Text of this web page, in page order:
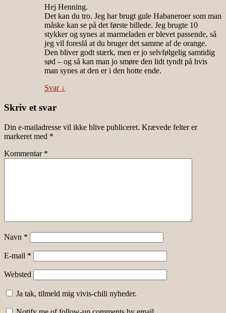
Hej Henning.
Det kan du tro. Jeg har brugt gule Habaneroer som man
måske kan se på det første billede. Jeg brugte 10
stykker og synes at marmeladen er blevet passende, så
jeg vil foreslå at du bruger det samme af de orange.
Den bliver godt stærk, men er jo selvfølgelig samtidig
sød – og så kan man jo smøre den lidt tyndt på hvis
man synes at den er i den hotte ende.
Svar ↓
Skriv et svar
Din e-mailadresse vil ikke blive publiceret. Krævede felter er
markeret med *
Kommentar *
Navn *
E-mail *
Websted
Ja tak, tilmeld mig vivis-chili nyheder.